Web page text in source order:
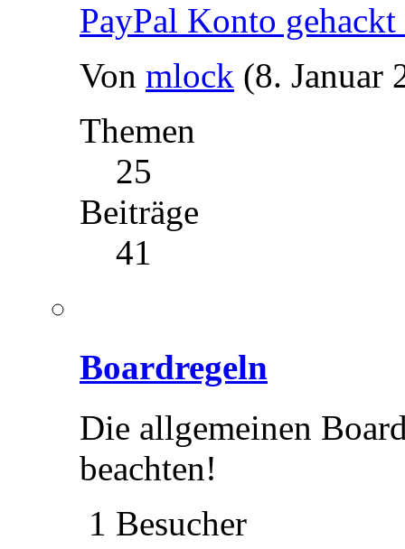
PayPal Konto
Von mlock (8. Januar
Themen
25
Beiträge
41
Boardregeln
Die allgemeinen
beachten!
1 Besucher